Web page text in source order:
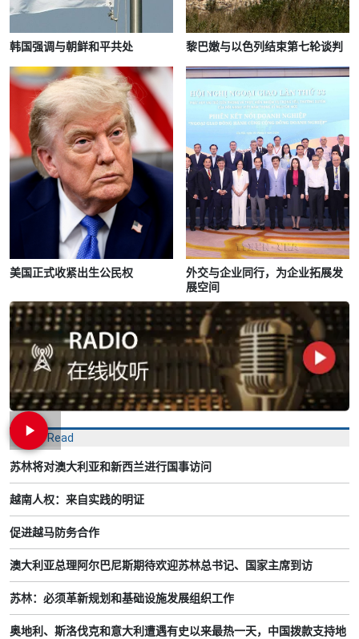
韩国强调与朝鲜和平共处 黎巴嫩与以色列结束第七轮谈判
美国正式收紧出生公民权
外交与企业同行，为企业拓展发
展空间
Most Read
苏林将对澳大利亚和新西兰进行国事访问
越南人权：来自实践的明证
促进越马防务合作
澳大利亚总理阿尔巴尼斯期待欢迎苏林总书记、国家主席到访
苏林：必须革新规划和基础设施发展组织工作
奥地利、斯洛伐克和意大利遭遇有史以来最热一天，中国拨款支持地